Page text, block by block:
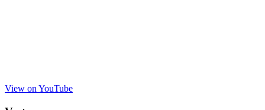
View on YouTube